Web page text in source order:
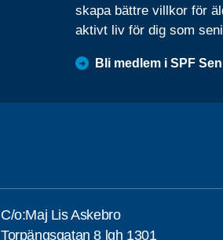
skapa bättre villkor för
aktivt liv för dig som
Bli medlem i SPF
C/o:Maj Lis Askebro
Torpängsgatan 8 lgh 1301